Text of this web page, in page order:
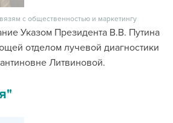
с общественностью и маркетингу
Указом Президента В.В. Путина
отделом лучевой диагностики
Литвиновой.